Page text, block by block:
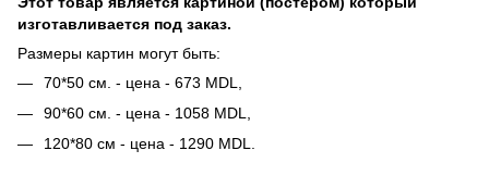
изготавливается под заказ.
Размеры картин могут быть:
70*50 см. - цена - 673 MDL,
90*60 см. - цена - 1058 MDL,
120*80 см - цена - 1290 MDL.